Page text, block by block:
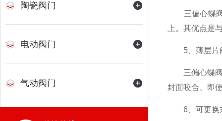
陶瓷阀门
电动阀门
气动阀门
三偏心蝶阀
上。其优点是
5、薄层片
三偏心蝶阀
封面咬合、即
6、可更换